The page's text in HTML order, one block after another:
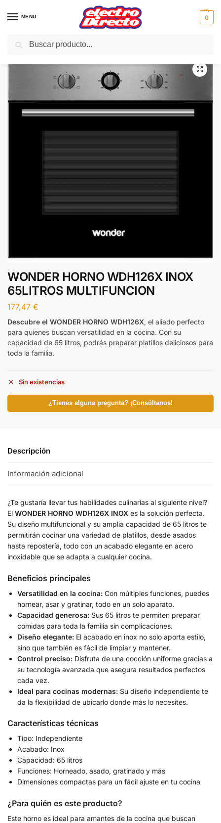
MENU 0
Inicio Gama blanca Hornos
WONDER HORNO WDH126X INOX
65LITROS MULTIFUNCION
177,47 €
Descubre el WONDER HORNO WDH126X, el aliado perfecto
para quienes buscan versatilidad en la cocina. Con su
capacidad de 65 litros, podrás preparar platillos deliciosos para
toda la familia.
Sin existencias
¿Tienes alguna pregunta? ¡Consúltanos!
Descripción
Información adicional
¿Te gustaría llevar tus habilidades culinarias al siguiente nivel?
El WONDER HORNO WDH126X INOX es la solución perfecta.
Su diseño multifuncional y su amplia capacidad de 65 litros te
permitirán cocinar una variedad de platillos, desde asados
hasta repostería, todo con un acabado elegante en acero
inoxidable que se adapta a cualquier cocina.
Beneficios principales
Versatilidad en la cocina: Con múltiples funciones, puedes
hornear, asar y gratinar, todo en un solo aparato.
Capacidad generosa: Sus 65 litros te permiten preparar
comidas para toda la familia sin complicaciones.
Diseño elegante: El acabado en inox no solo aporta estilo,
sino que también es fácil de limpiar y mantener.
Control preciso: Disfruta de una cocción uniforme gracias a
su tecnología avanzada que asegura resultados perfectos
cada vez.
Ideal para cocinas modernas: Su diseño independiente te
da la flexibilidad de ubicarlo donde más lo necesites.
Características técnicas
Tipo: Independiente
Acabado: Inox
Capacidad: 65 litros
Funciones: Horneado, asado, gratinado y más
Dimensiones compactas para un fácil ajuste en tu cocina
¿Para quién es este producto?
Este horno es ideal para amantes de la cocina que buscan